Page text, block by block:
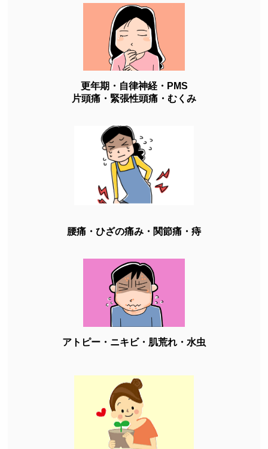
更年期・自律神経・PMS
片頭痛・緊張性頭痛・むくみ
腰痛・ひざの痛み・関節痛・痔
アトピー・ニキビ・肌荒れ・水虫